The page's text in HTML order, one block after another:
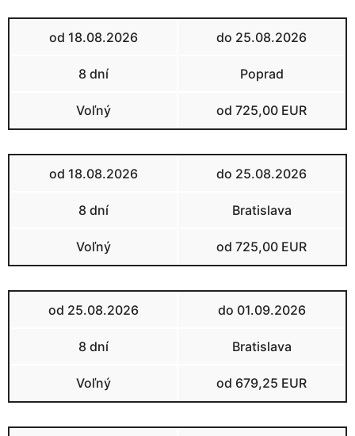
od 18.08.2026 do 25.08.2026
8 dní Poprad
Voľný od 725,00 EUR
od 18.08.2026 do 25.08.2026
8 dní Bratislava
Voľný od 725,00 EUR
od 25.08.2026 do 01.09.2026
8 dní Bratislava
Voľný od 679,25 EUR